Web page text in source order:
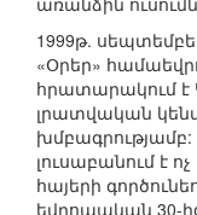
1999թ.
«Օրեր»
հրատարակում է
լրատվական
լուսաբանում է
հայերի
եվրոպական 30-